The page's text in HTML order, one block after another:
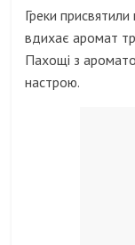
Греки
вдихає аромат
Пахощі з
настрою.